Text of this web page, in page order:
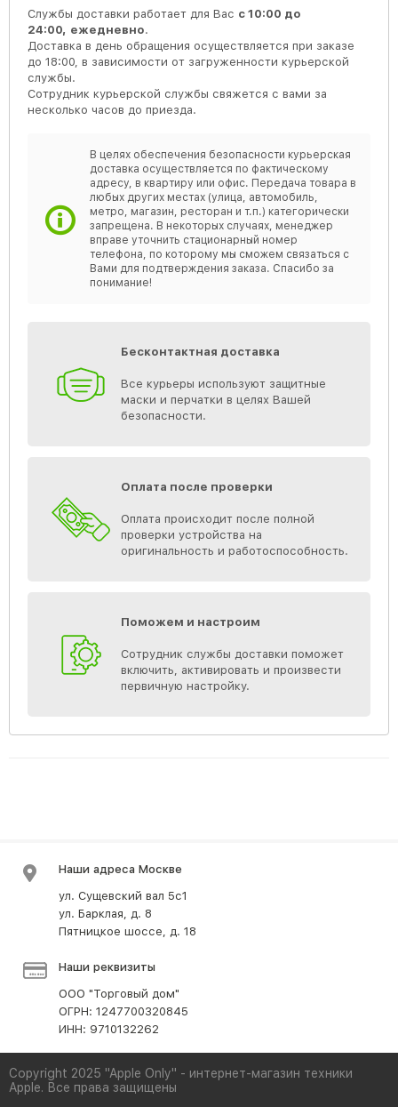
Службы доставки работает для Вас с 10:00 до
24:00, ежедневно.
Доставка в день обращения осуществляется при заказе
до 18:00, в зависимости от загруженности курьерской
службы.
Сотрудник курьерской службы свяжется с вами за
несколько часов до приезда.
В целях обеспечения безопасности курьерская
доставка осуществляется по фактическому
адресу, в квартиру или офис. Передача товара в
любых других местах (улица, автомобиль,
метро, магазин, ресторан и т.п.) категорически
запрещена. В некоторых случаях, менеджер
вправе уточнить стационарный номер
телефона, по которому мы сможем связаться с
Вами для подтверждения заказа. Спасибо за
понимание!
Бесконтактная доставка
Все курьеры используют защитные
маски и перчатки в целях Вашей
безопасности.
Оплата после проверки
Оплата происходит после полной
проверки устройства на
оригинальность и работоспособность.
Поможем и настроим
Сотрудник службы доставки поможет
включить, активировать и произвести
первичную настройку.
Наши адреса Москве
ул. Сущевский вал 5с1
ул. Барклая, д. 8
Пятницкое шоссе, д. 18
Наши реквизиты
ООО "Торговый дом"
ОГРН: 1247700320845
ИНН: 9710132262
Copyright 2025 "Apple Only" - интернет-магазин техники
Apple. Все права защищены